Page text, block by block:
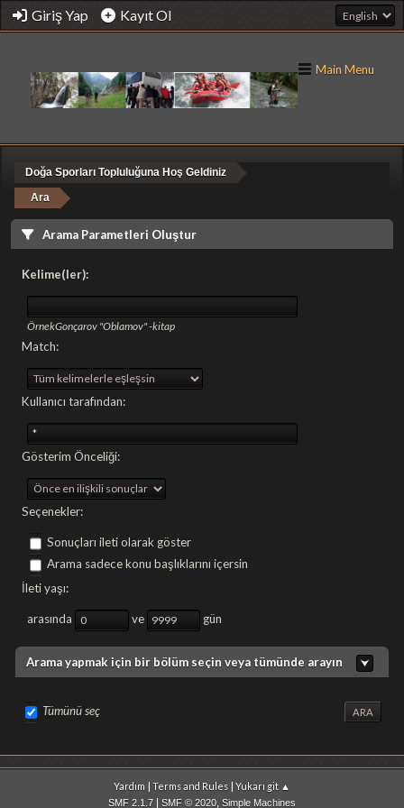
Giriş Yap Kayıt Ol
Main Menu
Doğa Sporları Topluluğuna Hoş Geldiniz
Ara
Arama Parametleri Oluştur
Kelime(ler):
ÖrnekGonçarov "Oblamov" -kitap
Match:
Kullanıcı tarafından:
Gösterim Önceliği:
Seçenekler:
Sonuçları ileti olarak göster
Arama sadece konu başlıklarını içersin
İleti yaşı:
arasında ve gün
Arama yapmak için bir bölüm seçin veya tümünde arayın
Tümünü seç
Yardım | Terms and Rules | Yukarı git ▲
SMF 2.1.7 SMF © 2020, Simple Machines